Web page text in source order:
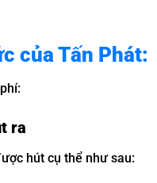
của Tấn Phát:
ra
hút cụ thể như sau: